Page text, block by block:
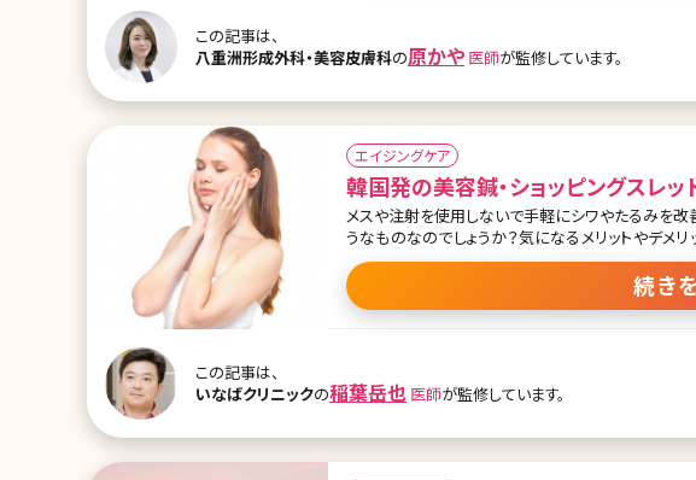
この記事は、
八重洲形成外科・美容皮膚科の原かや 医師が監修しています。
エイジングケア
韓国発の美容鍼・ショッピングスレッ
メスや注射を使用しないで手軽にシワやたるみを改
うなものなのでしょうか？気になるメリットやデメリ
検討するさいに参考にしてみてくださいね。 目次 1.ショッピングスレッドとは 2.ショッピングスレッドとの
フェイスリフトの違い 3.スレッド美容鍼と糸の種類 4.
ドのデメリット 6.ショッピングスレッドの施術方法 7.まとめ 1.ショッピングスレッドとは 加齢
続き
この記事は、
いなばクリニックの稲葉岳也 医師が監修しています。